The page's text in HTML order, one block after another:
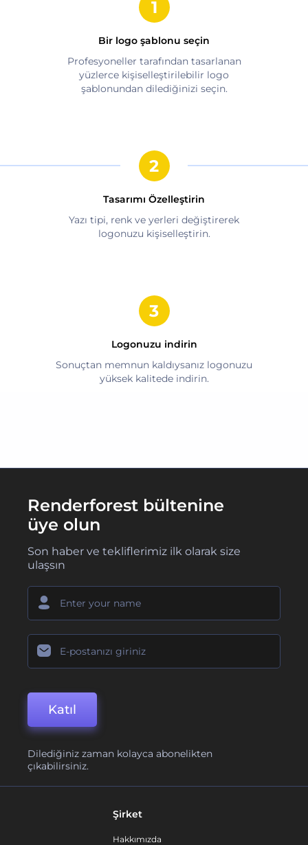
Bir logo şablonu seçin
Profesyoneller tarafından tasarlanan
yüzlerce kişiselleştirilebilir logo
şablonundan dilediğinizi seçin.
Tasarımı Özelleştirin
Yazı tipi, renk ve yerleri değiştirerek
logonuzu kişiselleştirin.
Logonuzu indirin
Sonuçtan memnun kaldıysanız logonuzu
yüksek kalitede indirin.
Renderforest bültenine
üye olun
Son haber ve tekliflerimiz ilk olarak size
ulaşsın
Katıl
Dilediğiniz zaman kolayca abonelikten
çıkabilirsiniz.
Şirket
Hakkımızda